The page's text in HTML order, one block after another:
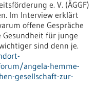
e. V. (ÄGGF)
Im Interview erklärt
offene Gespräche
für junge
sind denn je.
angela-hemme-
gesellschaft-zur-